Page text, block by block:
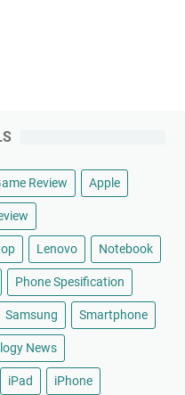
Review Apple
Lenovo Notebook
Phone Spesification
Samsung Smartphone
News
iPad iPhone